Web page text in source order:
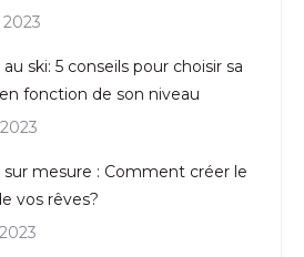
2023
ski: 5 conseils pour choisir sa
fonction de son niveau
sur mesure : Comment créer le
vos rêves?